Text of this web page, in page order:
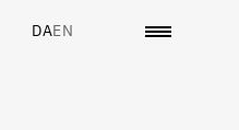
DAEN